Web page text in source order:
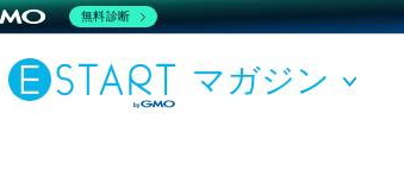
マガジン
無料診断